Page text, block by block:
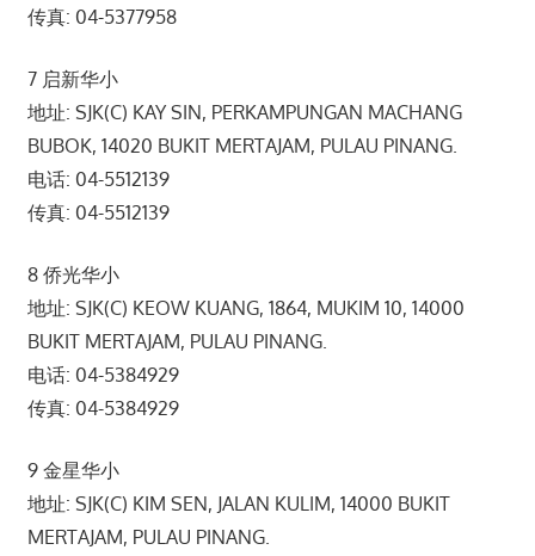
传真: 04-5377958
7 启新华小
地址: SJK(C) KAY SIN, PERKAMPUNGAN MACHANG
BUBOK, 14020 BUKIT MERTAJAM, PULAU PINANG.
电话: 04-5512139
传真: 04-5512139
8 侨光华小
地址: SJK(C) KEOW KUANG, 1864, MUKIM 10, 14000
BUKIT MERTAJAM, PULAU PINANG.
电话: 04-5384929
传真: 04-5384929
9 金星华小
地址: SJK(C) KIM SEN, JALAN KULIM, 14000 BUKIT
MERTAJAM, PULAU PINANG.